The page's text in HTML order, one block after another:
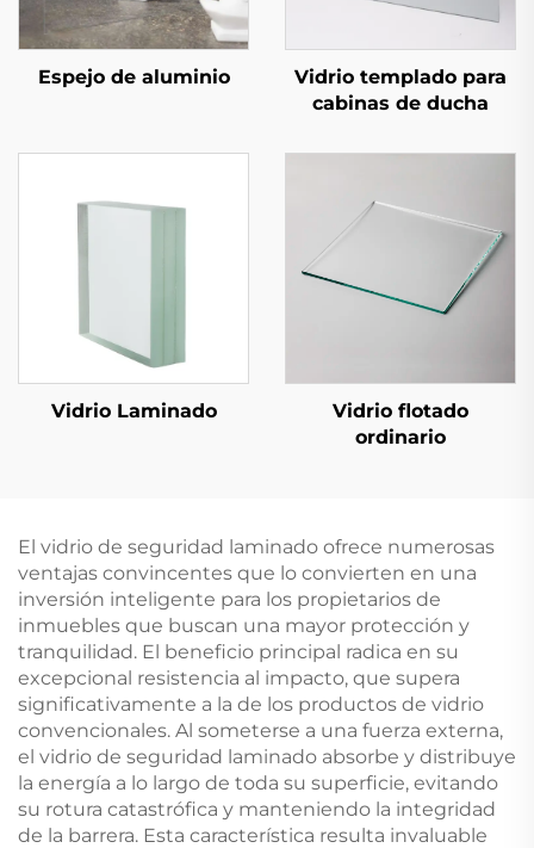
Espejo de aluminio
Vidrio templado para
cabinas de ducha
Vidrio Laminado
Vidrio flotado
ordinario
El vidrio de seguridad laminado ofrece numerosas
ventajas convincentes que lo convierten en una
inversión inteligente para los propietarios de
inmuebles que buscan una mayor protección y
tranquilidad. El beneficio principal radica en su
excepcional resistencia al impacto, que supera
significativamente a la de los productos de vidrio
convencionales. Al someterse a una fuerza externa,
el vidrio de seguridad laminado absorbe y distribuye
la energía a lo largo de toda su superficie, evitando
su rotura catastrófica y manteniendo la integridad
de la barrera. Esta característica resulta invaluable